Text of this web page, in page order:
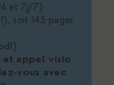
et 7j/7)
soit 145 pages
appel visio
vous avec